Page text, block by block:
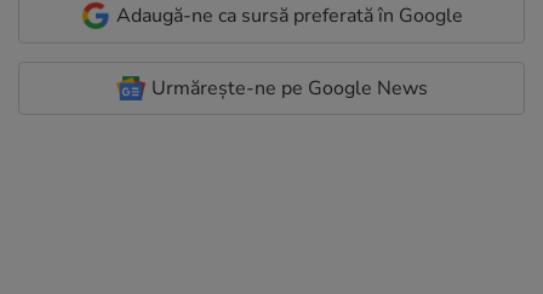
Adaugă-ne ca sursă preferată în Google
Urmărește-ne pe Google News